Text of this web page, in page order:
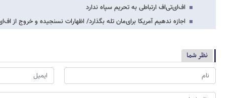
اف‌ای‌تی‌اف ارتباطی به تحریم سپاه ندارد
اجازه ندهیم آمریکا برای‌مان تله بگذارد/ اظهارات نسنجیده و خروج از
نظر شما